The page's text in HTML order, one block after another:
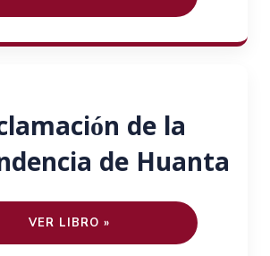
de la
de Huanta
VER LIBRO »